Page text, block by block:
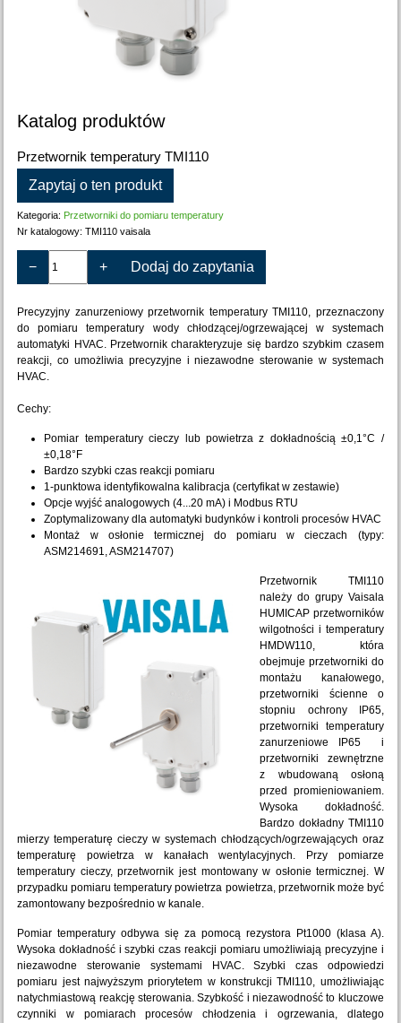
Katalog produktów
Przetwornik temperatury TMI110
Zapytaj o ten produkt
Kategoria: Przetworniki do pomiaru temperatury
Nr katalogowy:TMI110 vaisala
− + Dodaj do zapytania
Precyzyjny zanurzeniowy przetwornik temperatury TMI110, przeznaczony
do pomiaru temperatury wody chłodzącej/ogrzewającej w systemach
automatyki HVAC. Przetwornik charakteryzuje się bardzo szybkim czasem
reakcji, co umożliwia precyzyjne i niezawodne sterowanie w systemach
HVAC.
Cechy:
Pomiar temperatury cieczy lub powietrza z dokładnością ±0,1°C /
±0,18°F
Bardzo szybki czas reakcji pomiaru
1-punktowa identyfikowalna kalibracja (certyfikat w zestawie)
Opcje wyjść analogowych (4...20 mA) i Modbus RTU
Zoptymalizowany dla automatyki budynków i kontroli procesów HVAC
Montaż w osłonie termicznej do pomiaru w cieczach (typy:
ASM214691, ASM214707)
Przetwornik TMI110
należy do grupy Vaisala
HUMICAP przetworników
wilgotności i temperatury
HMDW110, która
obejmuje przetworniki do
montażu kanałowego,
przetworniki ścienne o
stopniu ochrony IP65,
przetworniki temperatury
zanurzeniowe IP65 i
przetworniki zewnętrzne
z wbudowaną osłoną
przed promieniowaniem.
Wysoka dokładność.
Bardzo dokładny TMI110
mierzy temperaturę cieczy w systemach chłodzących/ogrzewających oraz
temperaturę powietrza w kanałach wentylacyjnych. Przy pomiarze
temperatury cieczy, przetwornik jest montowany w osłonie termicznej. W
przypadku pomiaru temperatury powietrza powietrza, przetwornik może być
zamontowany bezpośrednio w kanale.
Pomiar temperatury odbywa się za pomocą rezystora Pt1000 (klasa A).
Wysoka dokładność i szybki czas reakcji pomiaru umożliwiają precyzyjne i
niezawodne sterowanie systemami HVAC. Szybki czas odpowiedzi
pomiaru jest najwyższym priorytetem w konstrukcji TMI110, umożliwiając
natychmiastową reakcję sterowania. Szybkość i niezawodność to kluczowe
czynniki w pomiarach procesów chłodzenia i ogrzewania, dlatego